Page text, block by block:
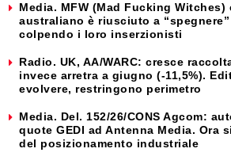
Media. MFW (Mad Fucking
australiano è riusciuto a
colpendo i loro inserzionisti
Radio. UK, AA/WARC: cresce
invece arretra a giugno (-11,5%).
evolvere, restringono perimetro
Media. Del. 152/26/CONS Agcom:
quote GEDI ad Antenna Media. Ora
del posizionamento industriale